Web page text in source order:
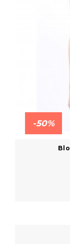
-50%